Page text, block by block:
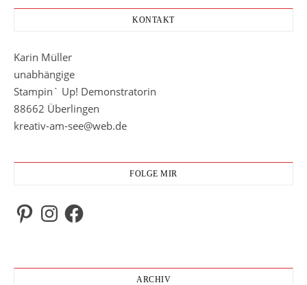
KONTAKT
Karin Müller
unabhängige
Stampin` Up! Demonstratorin
88662 Überlingen
kreativ-am-see@web.de
FOLGE MIR
PinterestInstagramFacebook
ARCHIV